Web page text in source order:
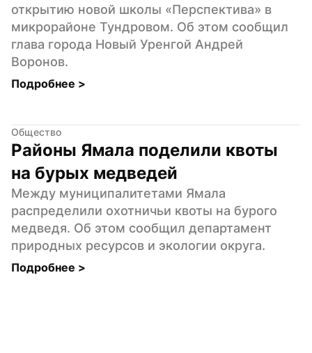
открытию новой школы «Перспектива» в
микрорайоне Тундровом. Об этом сообщил
глава города Новый Уренгой Андрей
Воронов.
Подробнее >
Общество
Районы Ямала поделили квоты
на бурых медведей
Между муниципалитетами Ямала
распределили охотничьи квоты на бурого
медведя. Об этом сообщил департамент
природных ресурсов и экологии округа.
Подробнее >